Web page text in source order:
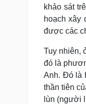
khảo sát
hoạch xây
được các
Tuy nhiên,
đó là
Anh. Đó là
thần tiên
lùn (người